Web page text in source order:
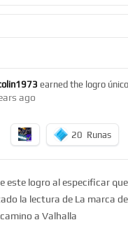
earned the logro único
ago
20 Runas
este logro al especificar
la lectura de La marca de
a Valhalla